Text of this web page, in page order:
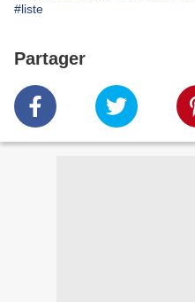
#liste
Partager